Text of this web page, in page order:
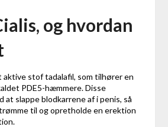
og hvordan
aktive stof tadalafil, som tilhører en
PDE5-hæmmere. Disse
at slappe blodkarrene af i penis, så
til og opretholde en erektion